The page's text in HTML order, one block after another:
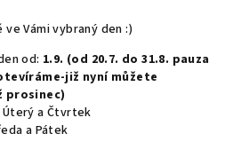
Vámi vybraný den :)
od: 1.9. (od 20.7. do 31.8. pauza
již nyní můžete
prosinec)
Úterý a Čtvrtek
a Pátek